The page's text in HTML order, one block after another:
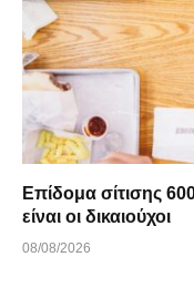
Επίδομα σίτισης
είναι οι δικαιούχοι
08/08/2026